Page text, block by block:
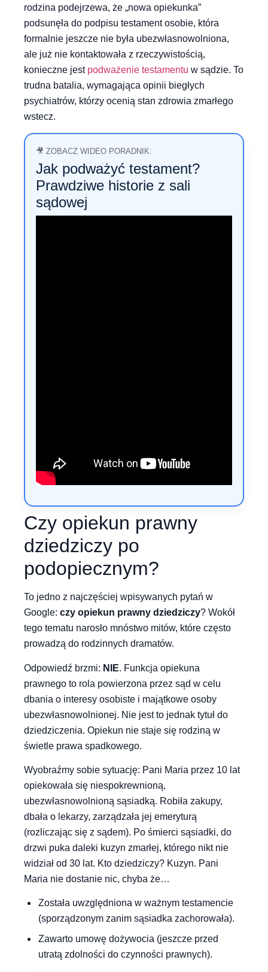
rodzina podejrzewa, że „nowa opiekunka”
podsunęła do podpisu testament osobie, która
formalnie jeszcze nie była ubezwłasnowolniona,
ale już nie kontaktowała z rzeczywistością,
konieczne jest podważenie testamentu w sądzie. To
trudna batalia, wymagająca opinii biegłych
psychiatrów, którzy ocenią stan zdrowia zmarłego
wstecz.
🎥 ZOBACZ WIDEO PORADNIK:
Jak podważyć testament?
Prawdziwe historie z sali
sądowej
Czy opiekun prawny
dziedziczy po
podopiecznym?
To jedno z najczęściej wpisywanych pytań w
Google: czy opiekun prawny dziedziczy? Wokół
tego tematu narosło mnóstwo mitów, które często
prowadzą do rodzinnych dramatów.
Odpowiedź brzmi: NIE. Funkcja opiekuna
prawnego to rola powierzona przez sąd w celu
dbania o interesy osobiste i majątkowe osoby
ubezwłasnowolnionej. Nie jest to jednak tytuł do
dziedziczenia. Opiekun nie staje się rodziną w
świetle prawa spadkowego.
Wyobraźmy sobie sytuację: Pani Maria przez 10 lat
opiekowała się niespokrewnioną,
ubezwłasnowolnioną sąsiadką. Robiła zakupy,
dbała o lekarzy, zarządzała jej emeryturą
(rozliczając się z sądem). Po śmierci sąsiadki, do
drzwi puka daleki kuzyn zmarłej, którego nikt nie
widział od 30 lat. Kto dziedziczy? Kuzyn. Pani
Maria nie dostanie nic, chyba że…
Została uwzględniona w ważnym testamencie
(sporządzonym zanim sąsiadka zachorowała).
Zawarto umowę dożywocia (jeszcze przed
utratą zdolności do czynności prawnych).